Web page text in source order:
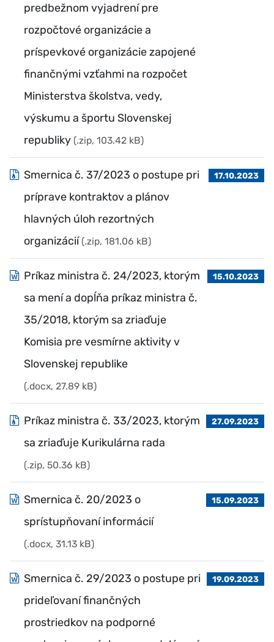
predbežnom vyjadrení pre
rozpočtové organizácie a
príspevkové organizácie zapojené
finančnými vzťahmi na rozpočet
Ministerstva školstva, vedy,
výskumu a športu Slovenskej
republiky (.zip, 103.42 kB)
Smernica č. 37/2023 o postupe pri
príprave kontraktov a plánov
hlavných úloh rezortných
organizácií (.zip, 181.06 kB)
17.10.2023
Príkaz ministra č. 24/2023, ktorým
sa mení a dopĺňa príkaz ministra č.
35/2018, ktorým sa zriaďuje
Komisia pre vesmírne aktivity v
Slovenskej republike
(.docx, 27.89 kB)
15.10.2023
Príkaz ministra č. 33/2023, ktorým
sa zriaďuje Kurikulárna rada
(.zip, 50.36 kB)
27.09.2023
Smernica č. 20/2023 o
sprístupňovaní informácií
(.docx, 31.13 kB)
15.09.2023
Smernica č. 29/2023 o postupe pri
prideľovaní finančných
prostriedkov na podporné
19.09.2023